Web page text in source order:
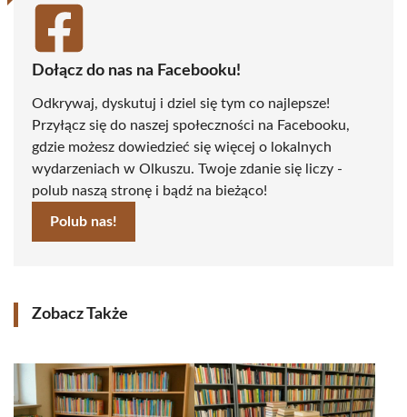
Dołącz do nas na Facebooku!
Odkrywaj, dyskutuj i dziel się tym co najlepsze!
Przyłącz się do naszej społeczności na Facebooku,
gdzie możesz dowiedzieć się więcej o lokalnych
wydarzeniach w Olkuszu. Twoje zdanie się liczy -
polub naszą stronę i bądź na bieżąco!
Polub nas!
Zobacz Także